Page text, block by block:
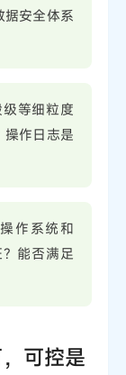
据安全体系
等细粒度
操作日志是
作系统和
能否满足
可控是